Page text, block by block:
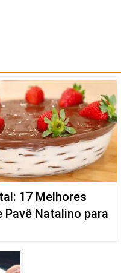
17 Melhores
Pavê Natalino para